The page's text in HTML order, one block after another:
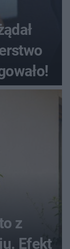
z
Efekt